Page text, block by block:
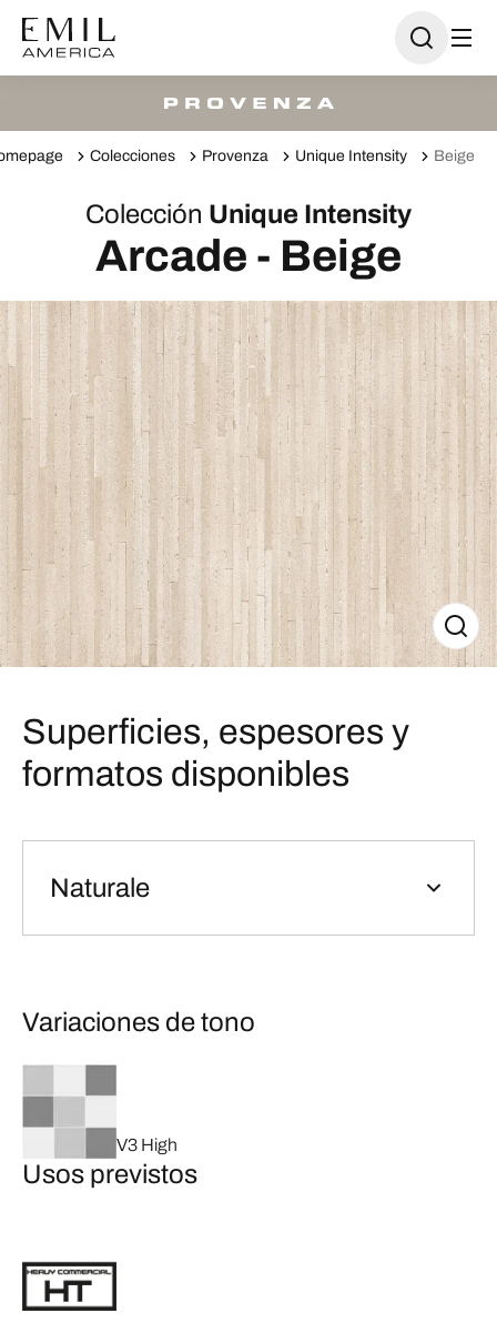
Colecciones Provenza Unique Intensity Beige
Colección Unique Intensity
Arcade - Beige
Superficies, espesores y
formatos disponibles
Naturale
Variaciones de tono
V3 High
Usos previstos